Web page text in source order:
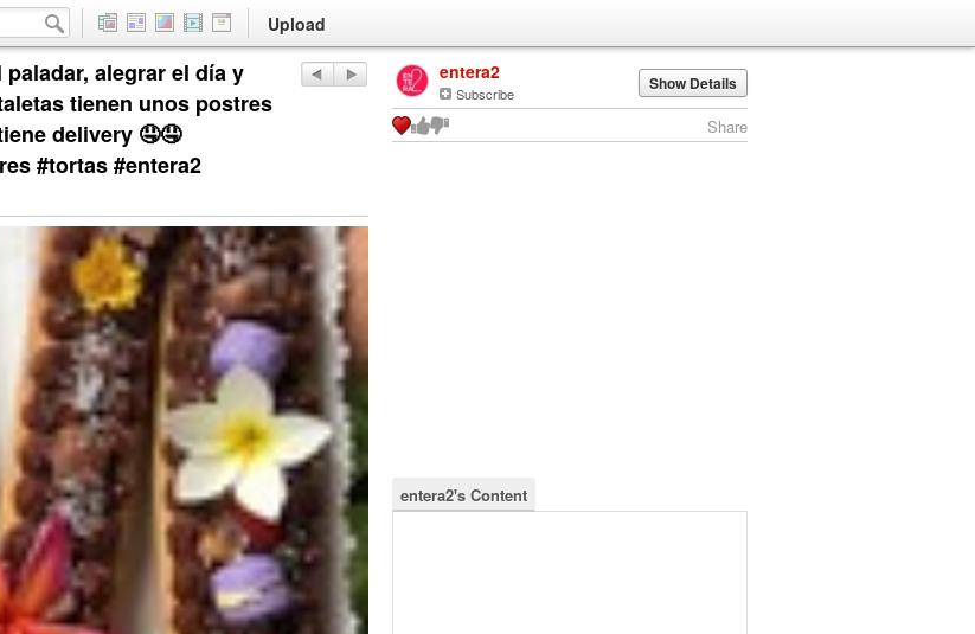
Upload
alegrar el día y
tienen unos postres
delivery 🤤🤤
#tortas #entera2
entera2
Subscribe Show Details
Share
entera2's Content